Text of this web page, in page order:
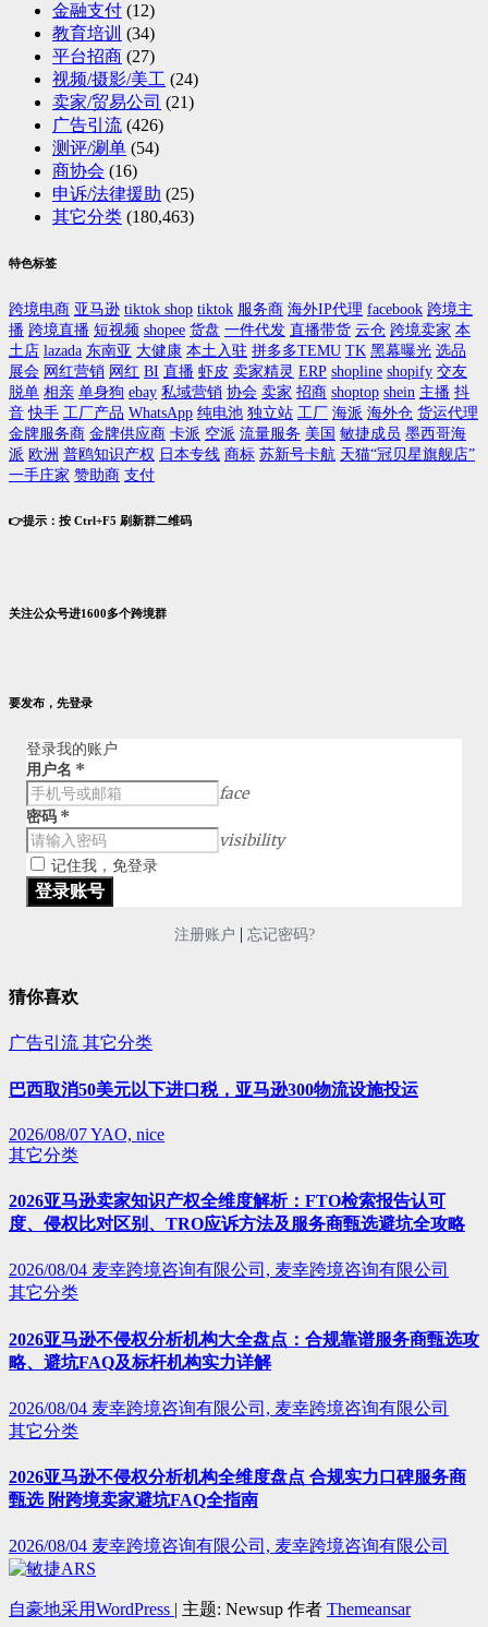
金融支付 (12)
教育培训 (34)
平台招商 (27)
视频/摄影/美工 (24)
卖家/贸易公司 (21)
广告引流 (426)
测评/涮单 (54)
商协会 (16)
申诉/法律援助 (25)
其它分类 (180,463)
特色标签
跨境电商 亚马逊 tiktok shop tiktok 服务商 海外IP代理 facebook 跨境主
播 跨境直播 短视频 shopee 货盘 一件代发 直播带货 云仓 跨境卖家 本
土店 lazada 东南亚 大健康 本土入驻 拼多多TEMU TK 黑幕曝光 选品
展会 网红营销 网红 BI 直播 虾皮 卖家精灵 ERP shopline shopify 交友
脱单 相亲 单身狗 ebay 私域营销 协会 卖家 招商 shoptop shein 主播 抖
音 快手 工厂产品 WhatsApp 纯电池 独立站 工厂 海派 海外仓 货运代理
金牌服务商 金牌供应商 卡派 空派 流量服务 美国 敏捷成员 墨西哥海
派 欧洲 普鸥知识产权 日本专线 商标 苏新号卡航 天猫“冠贝星旗舰店”
一手庄家 赞助商 支付
👉提示：按 Ctrl+F5 刷新群二维码
关注公众号进1600多个跨境群
要发布，先登录
登录我的账户
用户名 *
face
密码 *
visibility
记住我，免登录
注册账户 | 忘记密码?
猜你喜欢
广告引流 其它分类
巴西取消50美元以下进口税，亚马逊300物流设施投运
2026/08/07YAO, nice
其它分类
2026亚马逊卖家知识产权全维度解析：FTO检索报告认可
度、侵权比对区别、TRO应诉方法及服务商甄选避坑全攻略
2026/08/04 麦幸跨境咨询有限公司, 麦幸跨境咨询有限公司
其它分类
2026亚马逊不侵权分析机构大全盘点：合规靠谱服务商甄选攻
略、避坑FAQ及标杆机构实力详解
2026/08/04 麦幸跨境咨询有限公司, 麦幸跨境咨询有限公司
其它分类
2026亚马逊不侵权分析机构全维度盘点 合规实力口碑服务商
甄选 附跨境卖家避坑FAQ全指南
2026/08/04 麦幸跨境咨询有限公司, 麦幸跨境咨询有限公司
自豪地采用WordPress | 主题: Newsup 作者 Themeansar